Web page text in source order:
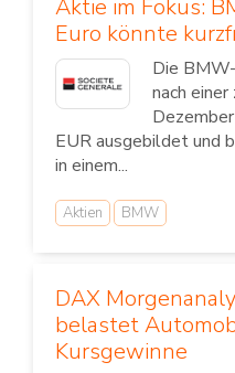
Aktie im Fokus:
Euro könnte
Die
nach
EUR ausgebildet und
in einem...
Aktien BMW
DAX
belastet
Kursgewinne